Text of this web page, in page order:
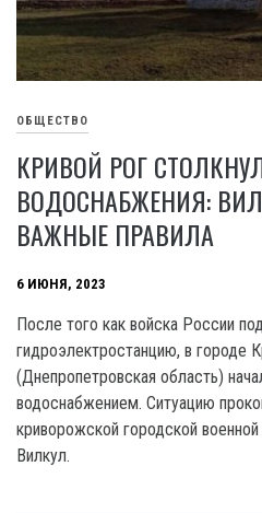
ОБЩЕСТВО
КРИВОЙ РОГ
ВОДОСНАБЖЕНИЯ:
ВАЖНЫЕ ПРАВИЛА
6 ИЮНЯ, 2023
После того как войска России
гидроэлектростанцию, в городе
(Днепропетровская область)
водоснабжением. Ситуацию
криворожской городской
Вилкул.